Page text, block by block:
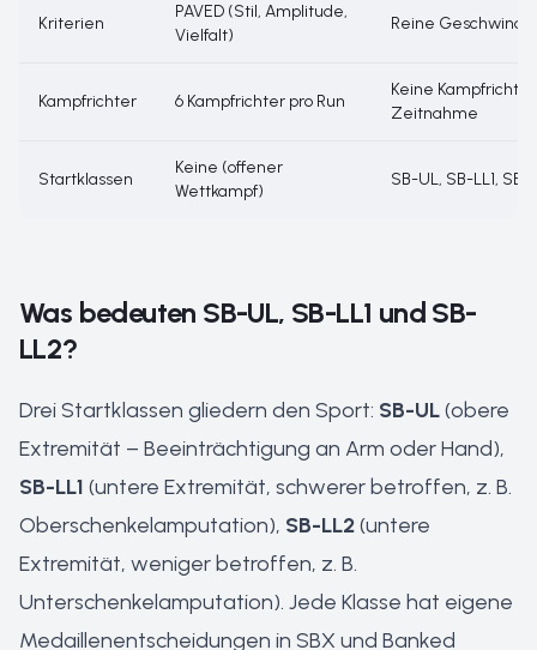
Kriterien
PAVED (Stil, Amplitude,
Vielfalt)
Reine
Kampfrichter 6 Kampfrichter pro Run
Keine
Zeitnahme
Startklassen
Keine (offener
Wettkampf)
SB-UL, SB-LL1, SB-
Was bedeuten SB-UL, SB-LL1 und SB-
LL2?
Drei Startklassen gliedern den Sport: SB-UL(obere
Extremität – Beeinträchtigung an Arm oder Hand),
SB-LL1 (untere Extremität, schwerer betroffen, z. B.
Oberschenkelamputation), SB-LL2(untere
Extremität, weniger betroffen, z. B.
Unterschenkelamputation). Jede Klasse hat eigene
Medaillenentscheidungen in SBX und Banked